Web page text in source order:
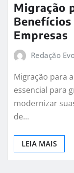
Migração
Benefícios
Empresas
Redação
Migração para
essencial para
modernizar
de…
LEIA MAIS